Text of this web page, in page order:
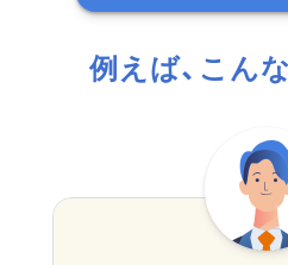
例えば、こん